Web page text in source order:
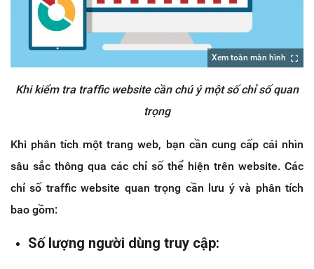
Xem toàn màn hình
Khi kiểm tra traffic website cần chú ý một số chỉ số quan
trọng
Khi phân tích một trang web, bạn cần cung cấp cái nhìn
sâu sắc thông qua các chỉ số thể hiện trên website. Các
chỉ số traffic website quan trọng cần lưu ý và phân tích
bao gồm:
Số lượng người dùng truy cập: